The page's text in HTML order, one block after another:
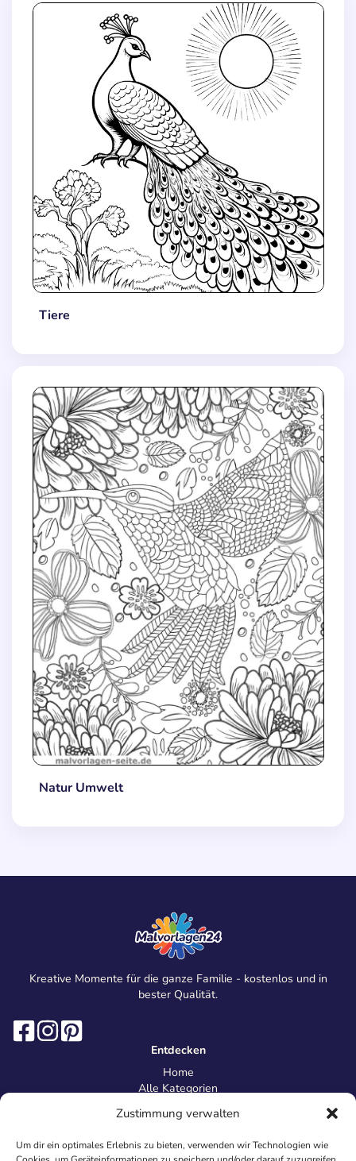
Zustimmung verwalten
Um dir ein optimales Erlebnis zu bieten, verwenden wir Technologien wie
Tiere
Natur Umwelt
Kreative Momente für die ganze Familie - kostenlos und in
bester Qualität.
Entdecken
Home
Alle Kategorien
Information
Über uns